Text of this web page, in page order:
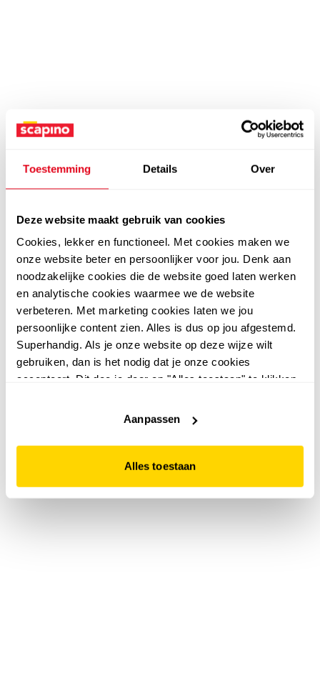
Toestemming Details Over
Deze website maakt gebruik van cookies
Cookies, lekker en functioneel. Met cookies maken we
onze website beter en persoonlijker voor jou. Denk aan
noodzakelijke cookies die de website goed laten werken
en analytische cookies waarmee we de website
verbeteren. Met marketing cookies laten we jou
persoonlijke content zien. Alles is dus op jou afgestemd.
Superhandig. Als je onze website op deze wijze wilt
gebruiken, dan is het nodig dat je onze cookies
accepteert. Dit doe je door op "Alles toestaan" te klikken.
website niet optimaal functioneert.
Aanpassen
Alles toestaan